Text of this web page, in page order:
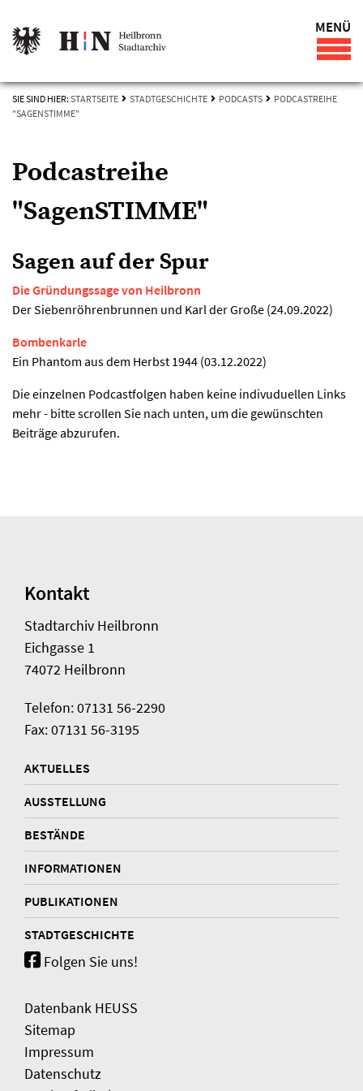
MENÜ
SIE SIND HIER: STARTSEITE STADTGESCHICHTE PODCASTS
PODCASTREIHE
"SAGENSTIMME"
Podcastreihe
"SagenSTIMME"
Sagen auf der Spur
Die Gründungssage von Heilbronn
Der Siebenröhrenbrunnen und Karl der Große (24.09.2022)
Bombenkarle
Ein Phantom aus dem Herbst 1944 (03.12.2022)
Die einzelnen Podcastfolgen haben keine indivuduellen Links
mehr - bitte scrollen Sie nach unten, um die gewünschten
Beiträge abzurufen.
Kontakt
Stadtarchiv Heilbronn
Eichgasse 1
74072 Heilbronn
Telefon: 07131 56-2290
Fax: 07131 56-3195
AKTUELLES
AUSSTELLUNG
BESTÄNDE
INFORMATIONEN
PUBLIKATIONEN
STADTGESCHICHTE
Folgen Sie uns!
Datenbank HEUSS
Sitemap
Impressum
Datenschutz